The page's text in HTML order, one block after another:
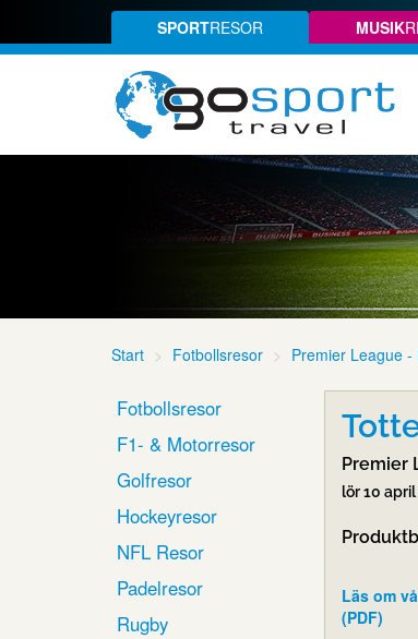
SPORTRESOR MUSIK
Start Fotbollsresor Premier League -
Fotbollsresor
F1- & Motorresor
Golfresor
Hockeyresor
NFL Resor
Padelresor
Rugby
Premier
lör 10
Läs om
(PDF)